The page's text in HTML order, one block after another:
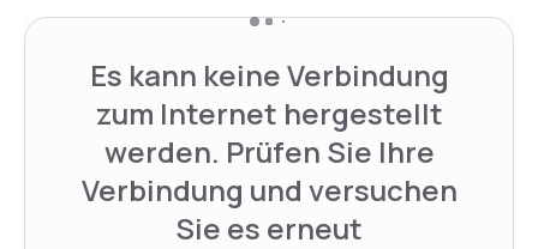
Es kann keine Verbindung
zum Internet hergestellt
werden. Prüfen Sie Ihre
Verbindung und versuchen
Sie es erneut